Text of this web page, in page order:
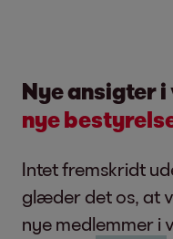
Nye ansigter i
nye
Intet fremskridt
glæder det os, at
nye medlemmer i